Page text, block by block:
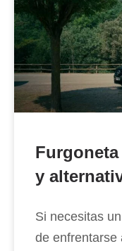
y
Si necesitas
de enfrentarse